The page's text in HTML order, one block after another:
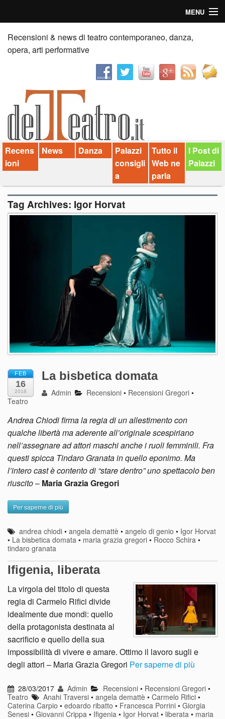
MENU
Home
Recensioni
News
Palazzi consiglia
Video
Chi siamo
Contatti
Recensioni & news di teatro contemporaneo, danza,
opera, arti performative
Recens
ioni
News Danza
Palazzi
consigli
a
Tutto il
Web ne
parla
I Post di
Palazzi
Tag Archives: Igor Horvat
FEB
16
2018
La bisbetica domata
Admin Recensioni • Recensioni Gregori •
Teatro
Andrea Chiodi firma la regia di un allestimento con
qualche libertà ma aderente all’originale scespiriano
nell’assegnare ad attori maschi anche i ruoli femminili. Fra
questi spicca Tindaro Granata in quello eponimo. Ma
l’intero cast è contento di “stare dentro” uno spettacolo ben
riuscito– Maria Grazia Gregori
Per saperne di più
andrea chiodi •angela demattè •angelo di genio • Igor Horvat
• La bisbetica domata • maria grazia gregori • Rocco Schira •
tindaro granata
Ifigenia, liberata
La virgola del titolo di questa
regia di Carmelo Rifici divide
idealmente due mondi: quello
della protagonista destinata al
sacrificio e quello della sua
impossibilità di vivere e amare. Ottimo il lavoro sugli e
degli attori – Maria Grazia Gregori Per saperne di più
28/03/2017 Admin Recensioni• Recensioni Gregori•
Teatro
Anahi Traversi •angela demattè •Carmelo Rifici •
Caterina Carpio • edoardo ribatto • Francesca Porrini • Giorgia
Senesi • Giovanni Crippa • Ifigenia • Igor Horvat • liberata • maria